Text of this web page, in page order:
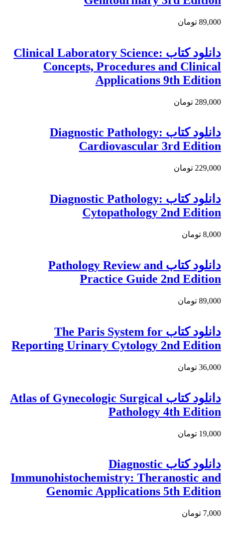
89,000 تومان
دانلود کتاب Clinical Laboratory Science:
Concepts, Procedures and Clinical
Applications 9th Edition
289,000 تومان
دانلود کتاب Diagnostic Pathology:
Cardiovascular 3rd Edition
229,000 تومان
دانلود کتاب Diagnostic Pathology:
Cytopathology 2nd Edition
8,000 تومان
دانلود كتاب Pathology Review and
Practice Guide 2nd Edition
89,000 تومان
دانلود كتاب The Paris System for
Reporting Urinary Cytology 2nd Edition
36,000 تومان
دانلود كتاب Atlas of Gynecologic Surgical
Pathology 4th Edition
19,000 تومان
دانلود کتاب Diagnostic
Immunohistochemistry: Theranostic and
Genomic Applications 5th Edition
7,000 تومان